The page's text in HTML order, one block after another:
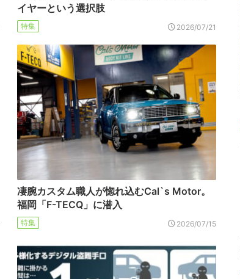
イヤーという選択肢
特集 2026/07/21
凄腕カスタム職人が惚れ込むCal`s Motor。
福岡「F-TECQ」に潜入
特集 2026/07/15